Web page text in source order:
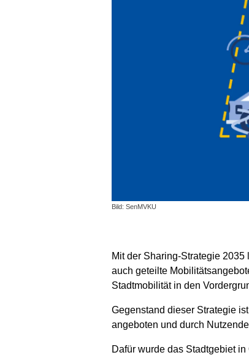
Bild: SenMVKU
Mit der Sharing-Strategie
auch geteilte
Stadtmobilität in den
Gegenstand dieser Strategie
angeboten und durch
Dafür wurde das Stadtgebiet